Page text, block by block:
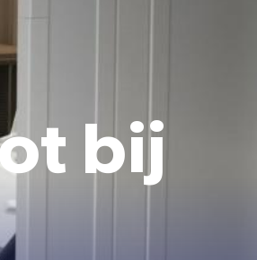
bij